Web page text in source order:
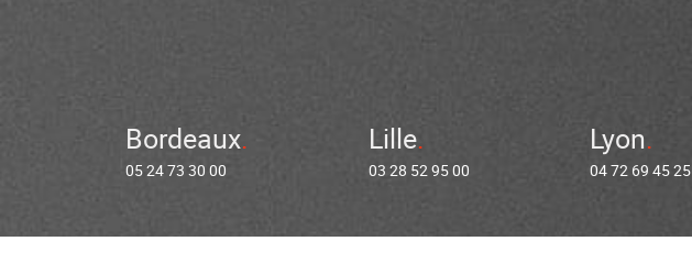
Bordeaux
05 24 73 30 00
Lille
03 28 52 95 00
Lyon
04 72 69 45 25